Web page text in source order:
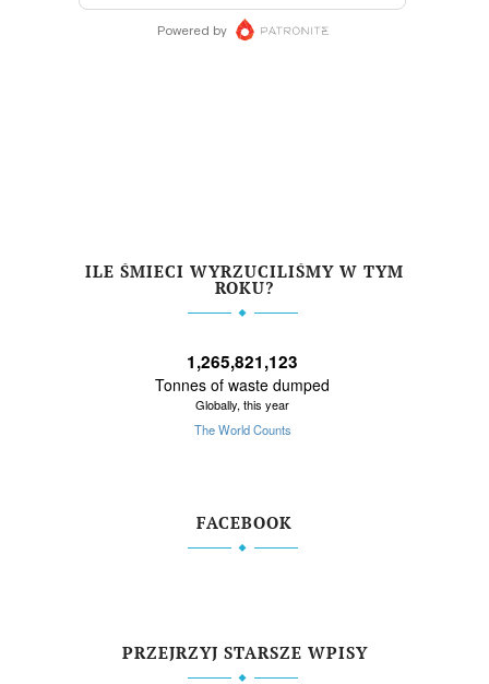
ILE ŚMIECI WYRZUCILIŚMY W TYM
ROKU?
FACEBOOK
PRZEJRZYJ STARSZE WPISY